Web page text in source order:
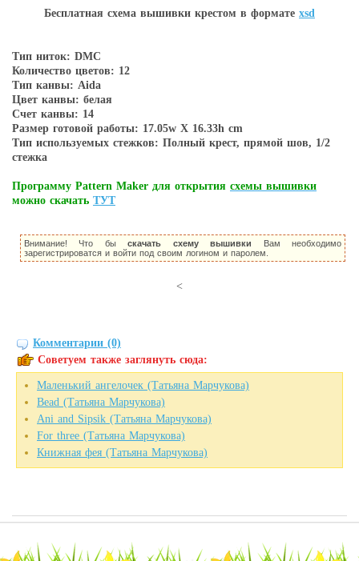
Бесплатная схема вышивки крестом в форматe xsd
Тип ниток: DMC
Количество цветов: 12
Тип канвы: Aida
Цвет канвы: белая
Счет канвы: 14
Размер готовой работы: 17.05w X 16.33h cm
Тип используемых стежков: Полный крест, прямой шов, 1/2
стежка
Программу Pattern Maker для открытия схемы вышивки
можно скачать ТУТ
Внимание! Что быскачать схему вышивки Вам необходимо
зарегистрироватся и войти под своим логином и паролем.
<
Комментарии (0)
Советуем также заглянуть сюда:
Маленький ангелочек (Татьяна Марчукова)
Bead (Татьяна Марчукова)
Ani and Sipsik (Татьяна Марчукова)
For three (Татьяна Марчукова)
Книжная фея (Татьяна Марчукова)